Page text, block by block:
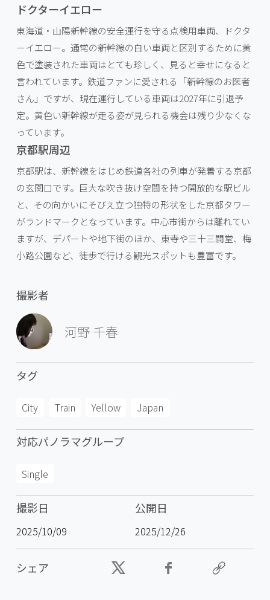
ドクターイエロー
東海道・山陽新幹線の安全運行を守る点検用車両、ドクタ
ーイエロー。通常の新幹線の白い車両と区別するために黄
色で塗装された車両はとても珍しく、見ると幸せになると
言われています。鉄道ファンに愛される「新幹線のお医者
さん」ですが、現在運行している車両は2027年に引退予
定。黄色い新幹線が走る姿が見られる機会は残り少なくな
っています。
京都駅周辺
京都駅は、新幹線をはじめ鉄道各社の列車が発着する京都
の玄関口です。巨大な吹き抜け空間を持つ開放的な駅ビル
と、その向かいにそびえ立つ独特の形状をした京都タワー
がランドマークとなっています。中心市街からは離れてい
ますが、デパートや地下街のほか、東寺や三十三間堂、梅
小路公園など、徒歩で行ける観光スポットも豊富です。
撮影者
河野 千春
タグ
City Train Yellow Japan
対応パノラマグループ
Single
撮影日
2025/10/09
公開日
2025/12/26
シェア